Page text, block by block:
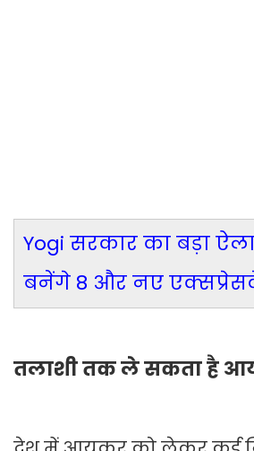
Yogi सरकार का बड़ा
बनेंगे 8 और नए
तलाशी तक ले सकता है